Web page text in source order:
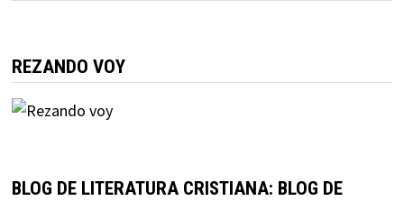
REZANDO VOY
BLOG DE LITERATURA CRISTIANA: BLOG DE